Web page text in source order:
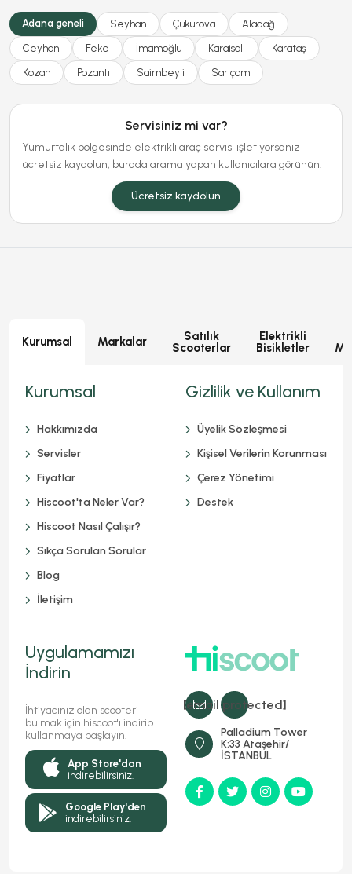
Adana geneli Seyhan Çukurova Aladağ
Ceyhan Feke İmamoğlu Karaisalı Karataş
Kozan Pozantı Saimbeyli Sarıçam
Servisiniz mi var?
Yumurtalık bölgesinde elektrikli araç servisi işletiyorsanız
ücretsiz kaydolun, burada arama yapan kullanıcılara görünün.
Ücretsiz kaydolun
Kurumsal Markalar
Satılık
Scooterlar
Elektrikli
Bisikletler
[email protected]
Palladium Tower
K:33 Ataşehir/
İSTANBUL
Kurumsal
Hakkımızda
Servisler
Fiyatlar
Hiscoot'ta Neler Var?
Hiscoot Nasıl Çalışır?
Sıkça Sorulan Sorular
Blog
İletişim
Gizlilik ve Kullanım
Üyelik Sözleşmesi
Kişisel Verilerin Korunması
Çerez Yönetimi
Destek
Uygulamamızı
İndirin
İhtiyacınız olan scooteri
bulmak için hiscoot'ı indirip
kullanmaya başlayın.
App Store'dan
indirebilirsiniz.
Google Play'den
indirebilirsiniz.